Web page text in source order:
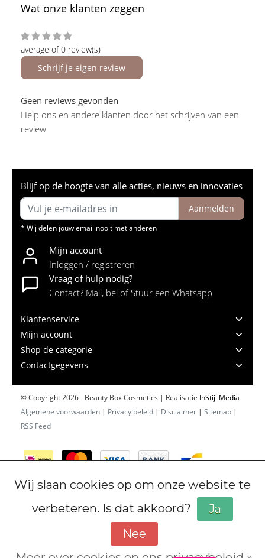
Wat onze klanten zeggen
average of 0 review(s)
Schrijf je eigen review
Geen reviews gevonden
Help ons en andere klanten door het schrijven van een
review
Blijf op de hoogte van alle acties, nieuws en innovaties
Aanmelden
* Wij delen jouw email nooit met anderen
Mijn account
Inloggen / registreren
Vraag of hulp nodig?
Contact? Mail, bel of Stuur een Whatsapp
Klantenservice
Mijn account
Shop de categorie
Contactgegevens
© Copyright 2026 - Beauty Box Cosmetics | Realisatie InStijl Media
Algemene voorwaarden | Privacy beleid | Disclaimer | Sitemap |
RSS Feed
Wij slaan cookies op om onze website te
verbeteren. Is dat akkoord?
Ja
Nee